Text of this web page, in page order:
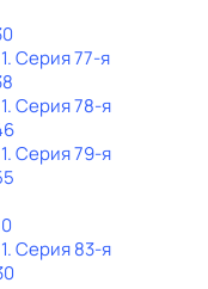
. Серия 77-я
. Серия 78-я
. Серия 79-я
. Серия 83-я